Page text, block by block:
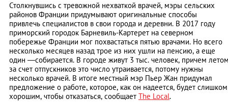
Столкнувшись с тревожной нехваткой врачей, мэры сельских
районов Франции придумывают оригинальные способы
привлечь специалистов в свои города и деревни. В 2017 году
приморский городок Барневиль-Картерет на северном
побережье Франции мог похвастаться пятью врачами. Но всего
несколько месяцев назад трое из них ушли на пенсию, а еще
один —собирается. В городе живут 3 тыс. человек, причем
за счет отпускников это число утраивается, потому нужны
несколько врачей. В итоге местный мэр Пьер Жан придумал
предложение о работе, которое, как он надеется, будет слишком
хорошим, чтобы отказаться, сообщает The Local.